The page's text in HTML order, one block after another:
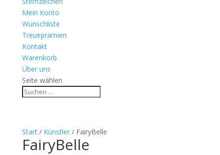
Mein Konto
Wunschliste
Treueprämien
Kontakt
Warenkorb
Über uns
Seite wählen
Start/ Künstler/ FairyBelle
FairyBelle